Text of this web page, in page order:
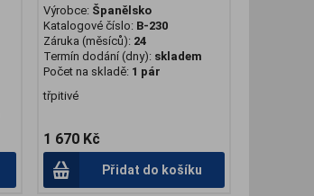
Výrobce: Španělsko
Katalogové číslo: B-230
Záruka (měsíců): 24
Termín dodání (dny): skladem
Počet na skladě: 1 pár
třpitivé
1 670 Kč
Přidat do košíku